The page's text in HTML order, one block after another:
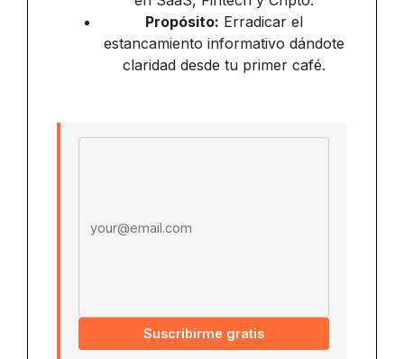
Propósito: Erradicar el
estancamiento informativo dándote
claridad desde tu primer café.
Suscribirme gratis